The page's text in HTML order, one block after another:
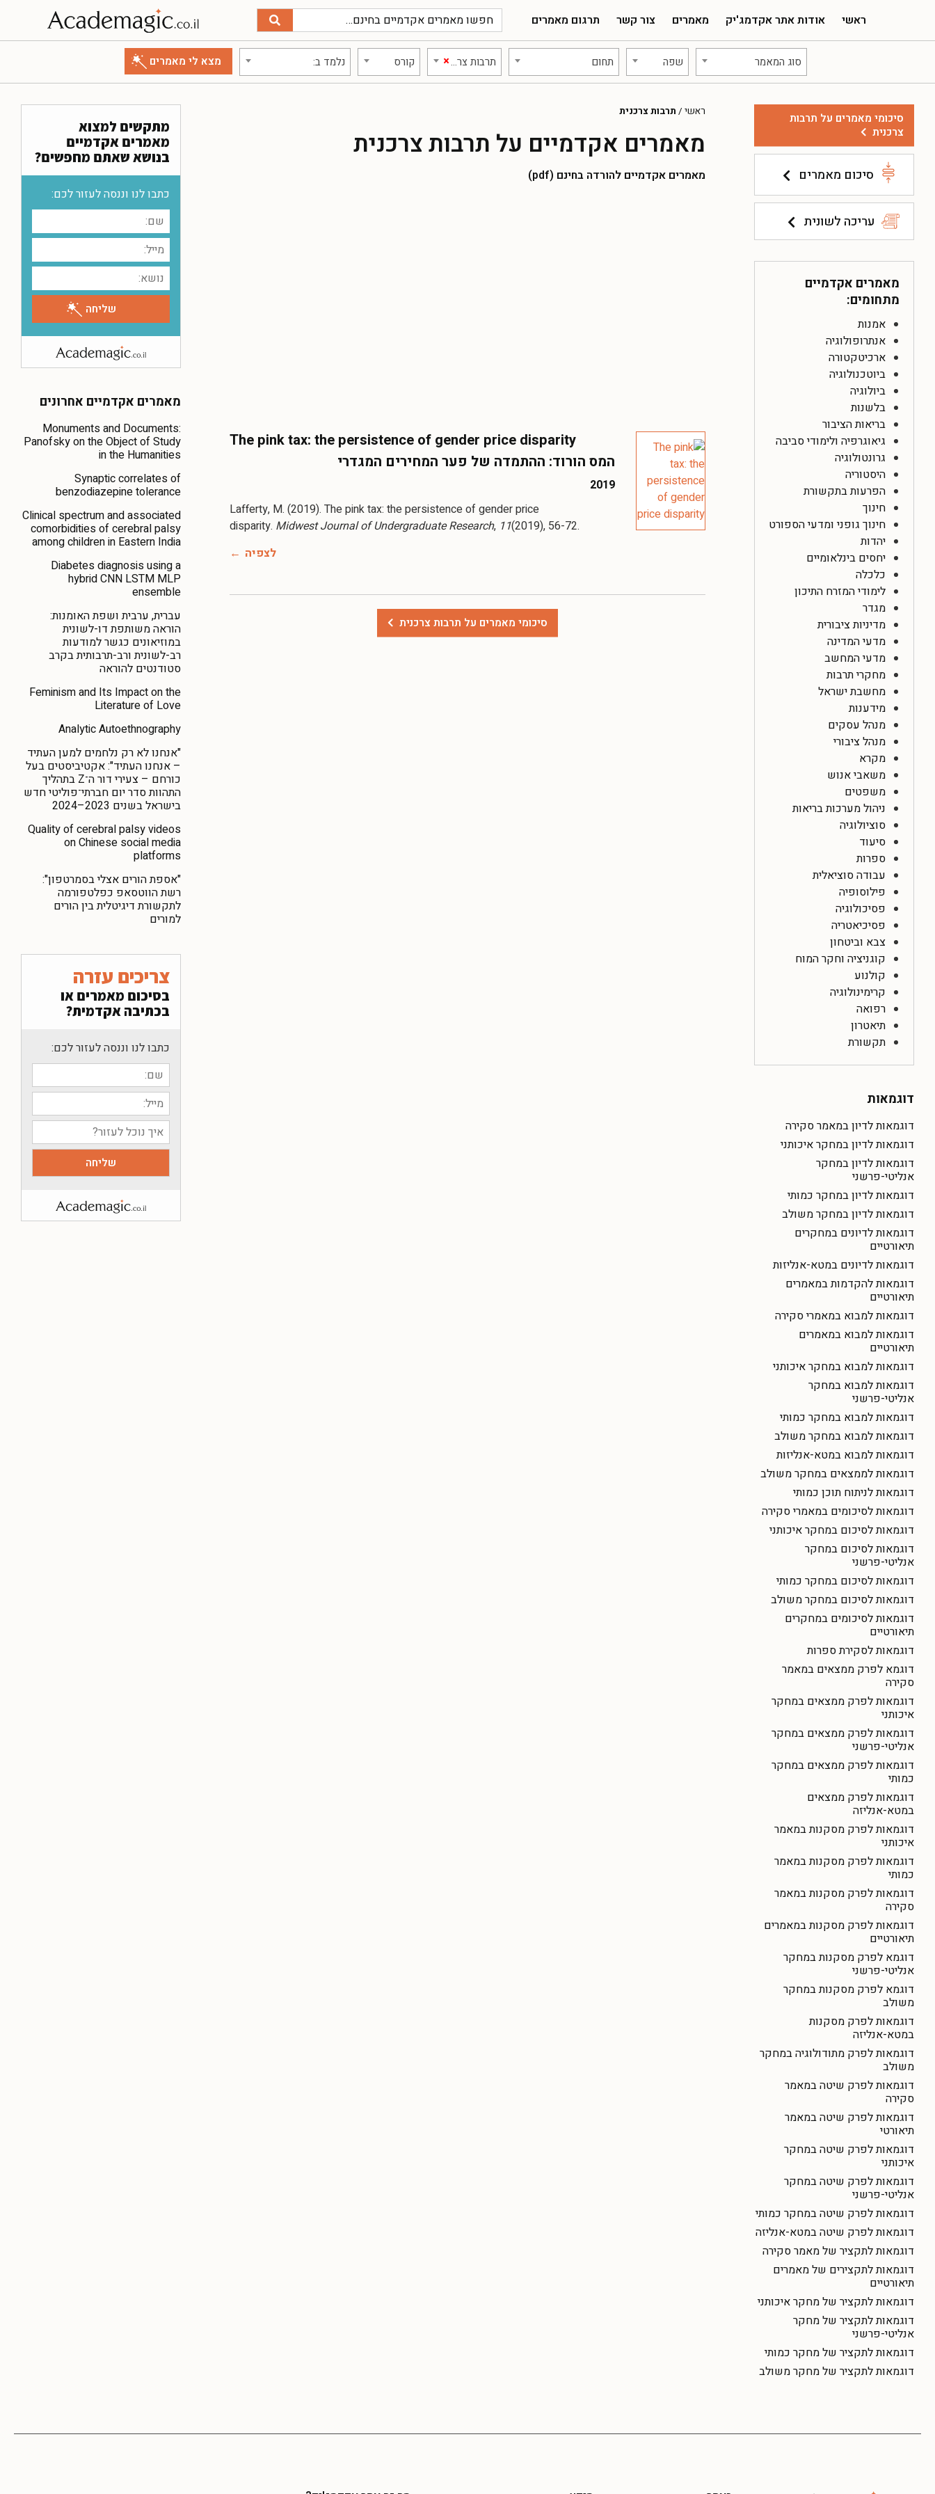
ראשי אודות אתר אקדמג'יק מאמרים צור קשר תרגום מאמרים
סוג המאמר שפה תחום ×תרבות צרכנית קורס נלמד ב:
סיכומי מאמרים על תרבות
צרכנית
סיכום מאמרים
עריכה לשונית
מאמרים אקדמיים
מתחומים:
אמנות
אנתרופולוגיה
ארכיטקטורה
ביוטכנולוגיה
ביולוגיה
בלשנות
בריאות הציבור
גיאוגרפיה ולימודי סביבה
גרונטולוגיה
היסטוריה
הפרעות בתקשורת
חינוך
חינוך גופני ומדעי הספורט
יהדות
יחסים בינלאומיים
כלכלה
לימודי המזרח התיכון
מגדר
מדיניות ציבורית
מדעי המדינה
מדעי המחשב
מחקרי תרבות
מחשבת ישראל
מידענות
מנהל עסקים
מנהל ציבורי
מקרא
משאבי אנוש
משפטים
ניהול מערכות בריאות
סוציולוגיה
סיעוד
ספרות
עבודה סוציאלית
פילוסופיה
פסיכולוגיה
פסיכיאטריה
צבא וביטחון
קוגניציה וחקר המוח
קולנוע
קרימינולוגיה
רפואה
תיאטרון
תקשורת
דוגמאות
דוגמאות לדיון במאמר סקירה
דוגמאות לדיון במחקר איכותני
דוגמאות לדיון במחקר
אנליטי-פרשני
דוגמאות לדיון במחקר כמותי
דוגמאות לדיון במחקר משולב
דוגמאות לדיונים במחקרים
תיאורטיים
דוגמאות לדיונים במטא-אנליזות
דוגמאות להקדמות במאמרים
תיאורטיים
דוגמאות למבוא במאמרי סקירה
דוגמאות למבוא במאמרים
תיאורטיים
דוגמאות למבוא במחקר איכותני
דוגמאות למבוא במחקר
אנליטי-פרשני
דוגמאות למבוא במחקר כמותי
דוגמאות למבוא במחקר משולב
דוגמאות למבוא במטא-אנליזות
דוגמאות לממצאים במחקר משולב
דוגמאות לניתוח תוכן כמותי
דוגמאות לסיכומים במאמרי סקירה
דוגמאות לסיכום במחקר איכותני
דוגמאות לסיכום במחקר
אנליטי-פרשני
דוגמאות לסיכום במחקר כמותי
דוגמאות לסיכום במחקר משולב
דוגמאות לסיכומים במחקרים
תיאורטיים
דוגמאות לסקירת ספרות
דוגמא לפרק ממצאים במאמר
סקירה
דוגמאות לפרק ממצאים במחקר
איכותני
דוגמאות לפרק ממצאים במחקר
אנליטי-פרשני
דוגמאות לפרק ממצאים במחקר
כמותי
דוגמאות לפרק ממצאים
במטא-אנליזה
דוגמאות לפרק מסקנות במאמר
איכותני
דוגמאות לפרק מסקנות במאמר
כמותי
דוגמאות לפרק מסקנות במאמר
סקירה
דוגמאות לפרק מסקנות במאמרים
תיאורטיים
דוגמא לפרק מסקנות במחקר
אנליטי-פרשני
דוגמא לפרק מסקנות במחקר
משולב
דוגמאות לפרק מסקנות
במטא-אנליזה
דוגמאות לפרק מתודולוגיה במחקר
משולב
דוגמאות לפרק שיטה במאמר
סקירה
דוגמאות לפרק שיטה במאמר
תיאורטי
דוגמאות לפרק שיטה במחקר
איכותני
דוגמאות לפרק שיטה במחקר
אנליטי-פרשני
דוגמאות לפרק שיטה במחקר כמותי
דוגמאות לפרק שיטה במטא-אנליזה
דוגמאות לתקציר של מאמר סקירה
דוגמאות לתקצירים של מאמרים
תיאורטיים
דוגמאות לתקציר של מחקר איכותני
דוגמאות לתקציר של מחקר
אנליטי-פרשני
דוגמאות לתקציר של מחקר כמותי
דוגמאות לתקציר של מחקר משולב
ראשי / תרבות צרכנית
מאמרים אקדמיים על תרבות צרכנית
מאמרים אקדמיים להורדה בחינם (pdf)
The pink tax: the persistence of gender price disparity
המס הורוד: ההתמדה של פער המחירים המגדרי
2019
Lafferty, M. (2019). The pink tax: the persistence of gender price
disparity. Midwest Journal of Undergraduate Research, 11(2019), 56-72.
לצפיה
סיכומי מאמרים על תרבות צרכנית
מתקשים למצוא
מאמרים אקדמיים
בנושא שאתם מחפשים?
כתבו לנו וננסה לעזור לכם:
מאמרים אקדמיים אחרונים
Monuments and Documents:
Panofsky on the Object of Study
in the Humanities
Synaptic correlates of
benzodiazepine tolerance
Clinical spectrum and associated
comorbidities of cerebral palsy
among children in Eastern India
Diabetes diagnosis using a
hybrid CNN LSTM MLP
ensemble
עברית, ערבית ושפת האומנות:
הוראה משותפת דו-לשונית
במוזיאונים כגשר למודעות
רב-לשונית ורב-תרבותית בקרב
סטודנטים להוראה
Feminism and Its Impact on the
Literature of Love
Analytic Autoethnography
"אנחנו לא רק נלחמים למען העתיד
– אנחנו העתיד": אקטיביסטים בעל
כורחם – צעירי דור ה־Z בתהליך
התהוות סדר יום חברתי־פוליטי חדש
בישראל בשנים 2023–2024
Quality of cerebral palsy videos
on Chinese social media
platforms
"אספת הורים אצלי בסמרטפון":
רשת הווטסאפ כפלטפורמה
לתקשורת דיגיטלית בין הורים
למורים
צריכים עזרה
בסיכום מאמרים או
בכתיבה אקדמית?
כתבו לנו וננסה לעזור לכם: